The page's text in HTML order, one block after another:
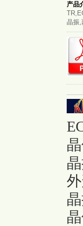
产品
晶振,